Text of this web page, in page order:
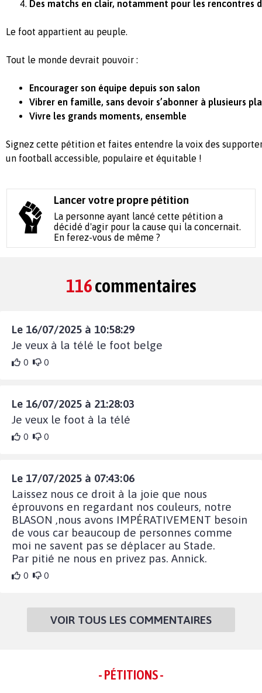
Des matchs en clair, notamment pour les rencontres
Le foot appartient au peuple.
Tout le monde devrait pouvoir :
Encourager son équipe depuis son salon
Vibrer en famille, sans devoir s’abonner à plusieurs
Vivre les grands moments, ensemble
Signez cette pétition et faites entendre la voix des
un football accessible, populaire et équitable !
Lancer votre propre pétition
La personne ayant lancé cette pétition a
décidé d'agir pour la cause qui la concernait.
En ferez-vous de même ?
116commentaires
Le 16/07/2025 à 10:58:29
Je veux à la télé le foot belge
0 0
Le 16/07/2025 à 21:28:03
Je veux le foot à la télé
0 0
Le 17/07/2025 à 07:43:06
Laissez nous ce droit à la joie que nous
éprouvons en regardant nos couleurs, notre
BLASON ,nous avons IMPÉRATIVEMENT besoin
de vous car beaucoup de personnes comme
moi ne savent pas se déplacer au Stade.
Par pitié ne nous en privez pas. Annick.
0 0
VOIR TOUS LES COMMENTAIRES
- PÉTITIONS -